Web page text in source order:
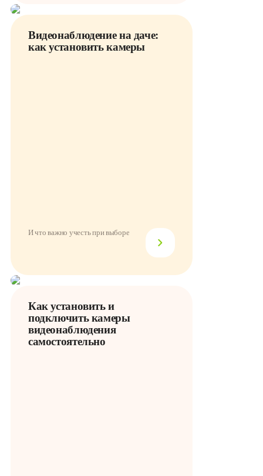
Видеонаблюдение на даче:
как установить камеры
И что важно учесть при выборе
Как установить и
подключить камеры
видеонаблюдения
самостоятельно